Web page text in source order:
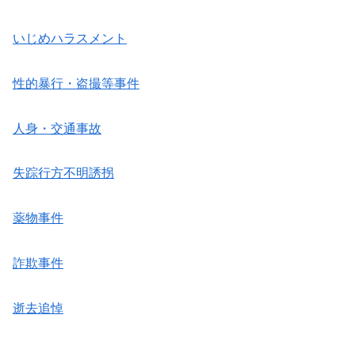
いじめハラスメント
性的暴行・盗撮等事件
人身・交通事故
失踪行方不明誘拐
薬物事件
詐欺事件
逝去追悼